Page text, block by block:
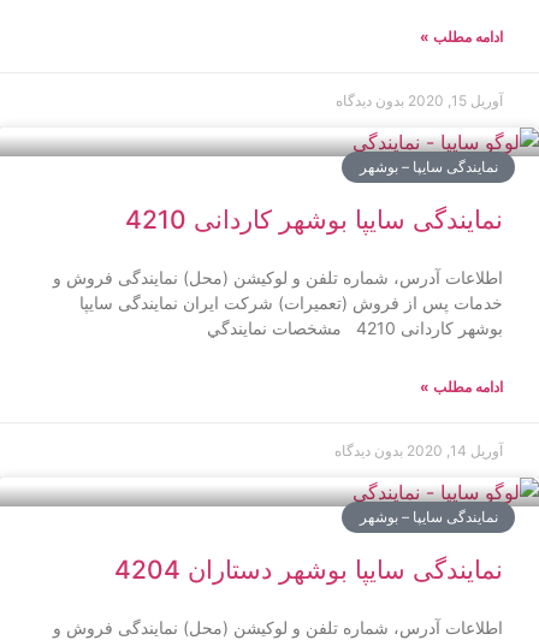
ادامه مطلب »
آوریل 15, 2020 بدون دیدگاه
نمایندگی سایپا – بوشهر
نمایندگی سایپا بوشهر کاردانی 4210
اطلاعات آدرس، شماره تلفن و لوکیشن (محل) نمایندگی فروش و
خدمات پس از فروش (تعمیرات) شرکت ایران نمایندگی سایپا
بوشهر کاردانی 4210 مشخصات نمايندگي
ادامه مطلب »
آوریل 14, 2020 بدون دیدگاه
نمایندگی سایپا – بوشهر
نمایندگی سایپا بوشهر دستاران 4204
اطلاعات آدرس، شماره تلفن و لوکیشن (محل) نمایندگی فروش و